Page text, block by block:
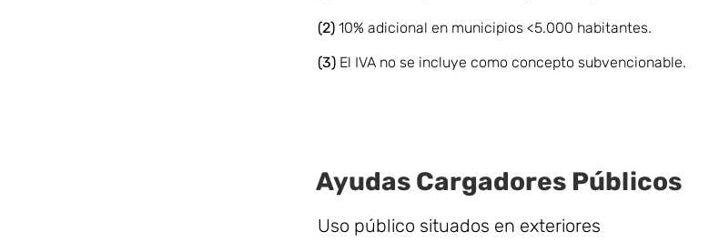
(2) 10% adicional en municipios <5.000 habitantes.
(3) El IVA no se incluye como concepto subvencionable.
Ayudas Cargadores Públicos
Uso público situados en exteriores